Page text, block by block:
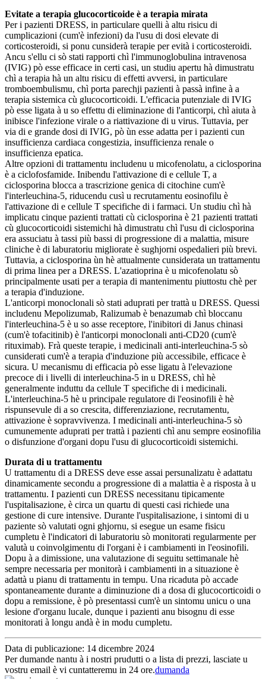
Evitate a terapia glucocorticoide è a terapia mirata
Per i pazienti DRESS, in particulare quelli à altu risicu di
cumplicazioni (cum'è infezioni) da l'usu di dosi elevate di
corticosteroidi, si ponu cunsiderà terapie per evità i corticosteroidi.
Ancu s'ellu ci sò stati rapporti chì l'immunoglobulina intravenosa
(IVIG) pò esse efficace in certi casi, un studiu apertu hà dimustratu
chì a terapia hà un altu risicu di effetti avversi, in particulare
tromboembulismu, chì porta parechji pazienti à passà infine à a
terapia sistemica cù glucocorticoidi. L'efficacia putenziale di IVIG
pò esse ligata à u so effettu di eliminazione di l'anticorpi, chì aiuta à
inibisce l'infezione virale o a riattivazione di u virus. Tuttavia, per
via di e grande dosi di IVIG, pò ùn esse adatta per i pazienti cun
insufficienza cardiaca congestizia, insufficienza renale o
insufficienza epatica.
Altre opzioni di trattamentu includenu u micofenolatu, a ciclosporina
è a ciclofosfamide. Inibendu l'attivazione di e cellule T, a
ciclosporina blocca a trascrizione genica di citochine cum'è
l'interleuchina-5, riducendu cusì u recrutamentu eosinofilu è
l'attivazione di e cellule T specifiche di i farmaci. Un studiu chì hà
implicatu cinque pazienti trattati cù ciclosporina è 21 pazienti trattati
cù glucocorticoidi sistemichi hà dimustratu chì l'usu di ciclosporina
era assuciatu à tassi più bassi di progressione di a malattia, misure
cliniche è di laburatoriu migliorate è sughjorni ospedalieri più brevi.
Tuttavia, a ciclosporina ùn hè attualmente cunsiderata un trattamentu
di prima linea per a DRESS. L'azatioprina è u micofenolatu sò
principalmente usati per a terapia di mantenimentu piuttostu chè per
a terapia d'induzione.
L'anticorpi monoclonali sò stati aduprati per trattà u DRESS. Quessi
includenu Mepolizumab, Ralizumab è benazumab chì bloccanu
l'interleuchina-5 è u so asse receptore, l'inibitori di Janus chinasi
(cum'è tofacitinib) è l'anticorpi monoclonali anti-CD20 (cum'è
rituximab). Frà queste terapie, i medicinali anti-interleuchina-5 sò
cunsiderati cum'è a terapia d'induzione più accessibile, efficace è
sicura. U mecanismu di efficacia pò esse ligatu à l'elevazione
precoce di i livelli di interleuchina-5 in u DRESS, chì hè
generalmente induttu da cellule T specifiche di i medicinali.
L'interleuchina-5 hè u principale regulatore di l'eosinofili è hè
rispunsevule di a so crescita, differenziazione, recrutamentu,
attivazione è sopravvivenza. I medicinali anti-interleuchina-5 sò
cumunemente aduprati per trattà i pazienti chì anu sempre eosinofilia
o disfunzione d'organi dopu l'usu di glucocorticoidi sistemichi.
Durata di u trattamentu
U trattamentu di a DRESS deve esse assai persunalizatu è adattatu
dinamicamente secondu a progressione di a malattia è a risposta à u
trattamentu. I pazienti cun DRESS necessitanu tipicamente
l'uspitalisazione, è circa un quartu di questi casi richiede una
gestione di cure intensive. Durante l'uspitalisazione, i sintomi di u
paziente sò valutati ogni ghjornu, si esegue un esame fisicu
cumpletu è l'indicatori di laburatoriu sò monitorati regularmente per
valutà u coinvolgimentu di l'organi è i cambiamenti in l'eosinofili.
Dopu à a dimissione, una valutazione di seguitu settimanale hè
sempre necessaria per monitorà i cambiamenti in a situazione è
adattà u pianu di trattamentu in tempu. Una ricaduta pò accade
spontaneamente durante a diminuzione di a dosa di glucocorticoidi o
dopu a remissione, è pò presentassi cum'è un sintomu unicu o una
lesione d'organu lucale, dunque i pazienti anu bisognu di esse
monitorati à longu andà è in modu cumpletu.
Data di publicazione: 14 dicembre 2024
Per dumande nantu à i nostri prudutti o a lista di prezzi, lasciate u
vostru email è vi cuntatteremu in 24 ore.dumanda